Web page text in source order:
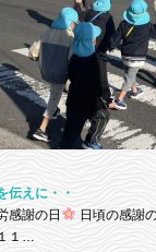
伝えに・・
感謝の日
日頃の感謝
１…